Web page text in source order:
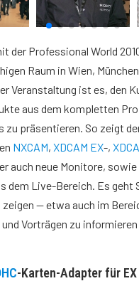
der Professional World
Raum in Wien,
Veranstaltung ist es, den
aus dem kompletten
zu präsentieren. So zeigt
NXCAM, XDCAM EX-,
auch neue Monitore,
dem Live-Bereich. Es geht
— etwa auch im
Vorträgen zu
-Karten-Adapter für EX